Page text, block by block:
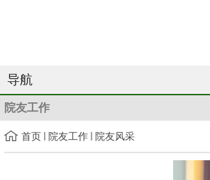
导航
院友工作
首页 院友工作 院友风采